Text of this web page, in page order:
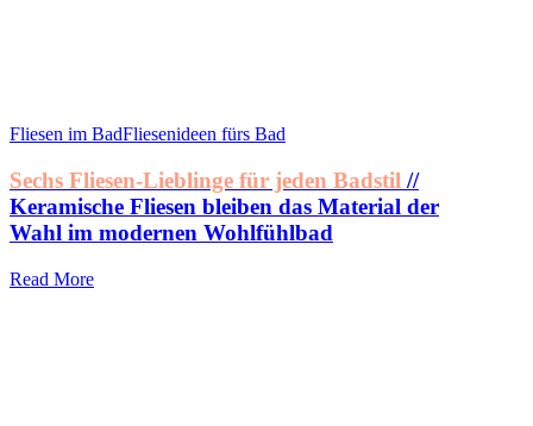
Fliesen im BadFliesenideen fürs Bad
Sechs Fliesen-Lieblinge für jeden Badstil //
Keramische Fliesen bleiben das Material der
Wahl im modernen Wohlfühlbad
Read More